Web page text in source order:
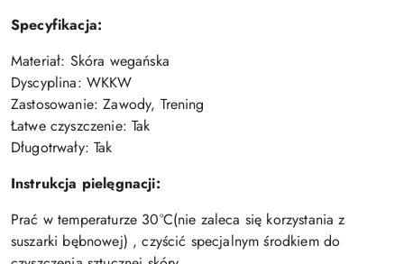
Specyfikacja:
Materiał: Skóra wegańska
Dyscyplina: WKKW
Zastosowanie: Zawody, Trening
Łatwe czyszczenie: Tak
Długotrwały: Tak
Instrukcja pielęgnacji:
Prać w temperaturze 30°C(nie zaleca się korzystania z
suszarki bębnowej) , czyścić specjalnym środkiem do